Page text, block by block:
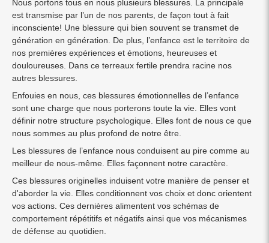
Nous portons tous en nous plusieurs blessures. La principale
est transmise par l’un de nos parents, de façon tout à fait
inconsciente! Une blessure qui bien souvent se transmet de
génération en génération. De plus, l’enfance est le territoire de
nos premières expériences et émotions, heureuses et
douloureuses. Dans ce terreaux fertile prendra racine nos
autres blessures.
Enfouies en nous, ces blessures émotionnelles de l’enfance
sont une charge que nous porterons toute la vie. Elles vont
définir notre structure psychologique. Elles font de nous ce que
nous sommes au plus profond de notre être.
Les blessures de l’enfance nous conduisent au pire comme au
meilleur de nous-même. Elles façonnent notre caractère.
Ces blessures originelles induisent votre manière de penser et
d'aborder la vie. Elles conditionnent vos choix et donc orientent
vos actions. Ces dernières alimentent vos schémas de
comportement répétitifs et négatifs ainsi que vos mécanismes
de défense au quotidien.